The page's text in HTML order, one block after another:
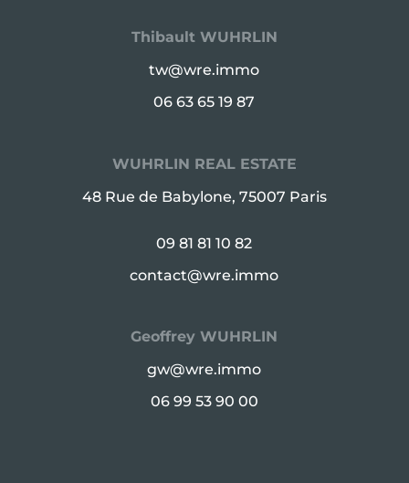
Thibault WUHRLIN
tw@wre.immo
06 63 65 19 87
WUHRLIN REAL ESTATE
48 Rue de Babylone, 75007 Paris
09 81 81 10 82
contact@wre.immo
Geoffrey WUHRLIN
gw@wre.immo
06 99 53 90 00